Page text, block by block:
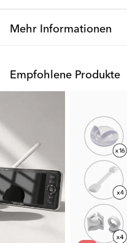
Mehr Informationen
Verletzungen zu schützen -
Sicherheitsprodukten, die für
entwickelt wurden.
Dieses umfassende Paket
Sicherheitsprodukts, das Sie
kindersicher zu machen.
Schrankschlössern bietet
Jedes Produkt in diesem
wurde für eine problemlose
ohne Stress und
Baby schaffen können.
Empfohlene Produkte